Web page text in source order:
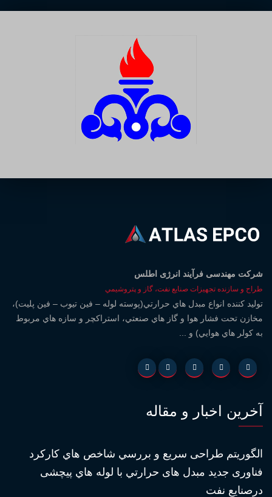
شركت مهندسی فرآيند انرژی اطلس
طراح و سازنده تجهيزات صنايع نفت، گاز و پتروشيمي
توليد کننده انواع مبدل هاي حرارتي(پوسته لوله – فين تيوب – فين پليت)،
مخازن تحت فشار هوا و گاز هاي صنعتي، استراكچر و سازه هاي مربوط
به كولر هاي هوايي) و ...
آخرین اخبار و مقاله
الگوريتم طراحى سريع و بررسي شاخص هاي كاركرد
فناورى جديد مبدل هاى حرارتي با لوله هاي پيچشى
درصنايع نفت